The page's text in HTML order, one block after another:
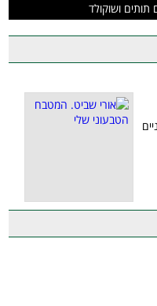
תותים ושוקולד